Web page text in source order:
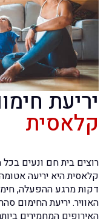
יריעת
קלאסית
רוצים בית חם ונעים בכל
קלאסית היא יריעה
דקות מרגע ההפעלה,
האוויר. יריעת החימום
האירופים המחמירים